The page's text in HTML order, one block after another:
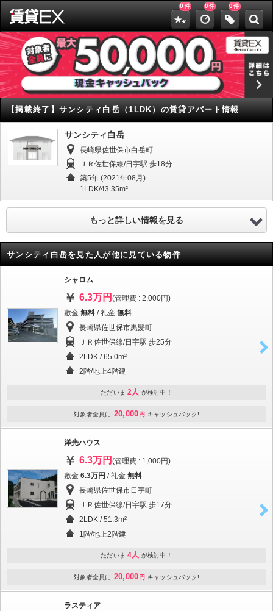
0 件 0件 0件
【掲載終了】 サンシティ白岳（1LDK）の賃貸アパート情報
サンシティ白岳
長崎県佐世保市白岳町
ＪＲ佐世保線/日宇駅 歩18分
築5年 (2021年08月)
1LDK/43.35m²
もっと詳しい情報を見る
サンシティ白岳を見た人が他に見ている物件
シャロム
6.3万円 (管理費 : 2,000円)
敷金 無料 / 礼金 無料
長崎県佐世保市黒髪町
ＪＲ佐世保線/日宇駅 歩25分
2LDK / 65.0m²
2階/地上4階建
ただいま 2人 が検討中！
対象者全員に 20,000 円 キャッシュバック!
洋光ハウス
6.3万円 (管理費 : 1,000円)
敷金 6.3万円 / 礼金 無料
長崎県佐世保市日宇町
ＪＲ佐世保線/日宇駅 歩17分
2LDK / 51.3m²
1階/地上2階建
ただいま 4人 が検討中！
対象者全員に 20,000 円 キャッシュバック!
ラスティア